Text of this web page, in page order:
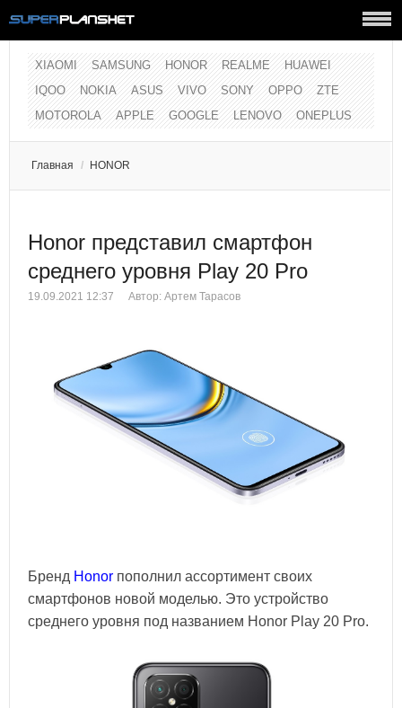
XIAOMI SAMSUNG HONOR REALME
HUAWEI
IQOO
NOKIA ASUS VIVO SONY OPPO
ZTE
MOTOROLA
APPLE GOOGLE LENOVO ONEPLUS
Главная / HONOR
Honor представил смартфон
среднего уровня Play 20 Pro
19.09.2021 12:37 Автор: Артем Тарасов
Бренд Honor пополнил ассортимент своих
смартфонов новой моделью. Это устройство
среднего уровня под названием Honor Play 20 Pro.